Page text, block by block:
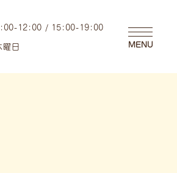
12:00 / 15:00-19:00
曜日 MENU